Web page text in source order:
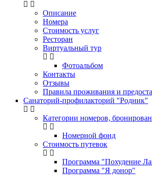
Описание
Номера
Стоимость услуг
Ресторан
Виртуальный тур
Фотоальбом
Контакты
Отзывы
Правила проживания и
Санаторий-профилакторий "Родник"
Категории номеров,
Номерной фонд
Стоимость путевок
Программа "Похудение
Программа "Я донор"